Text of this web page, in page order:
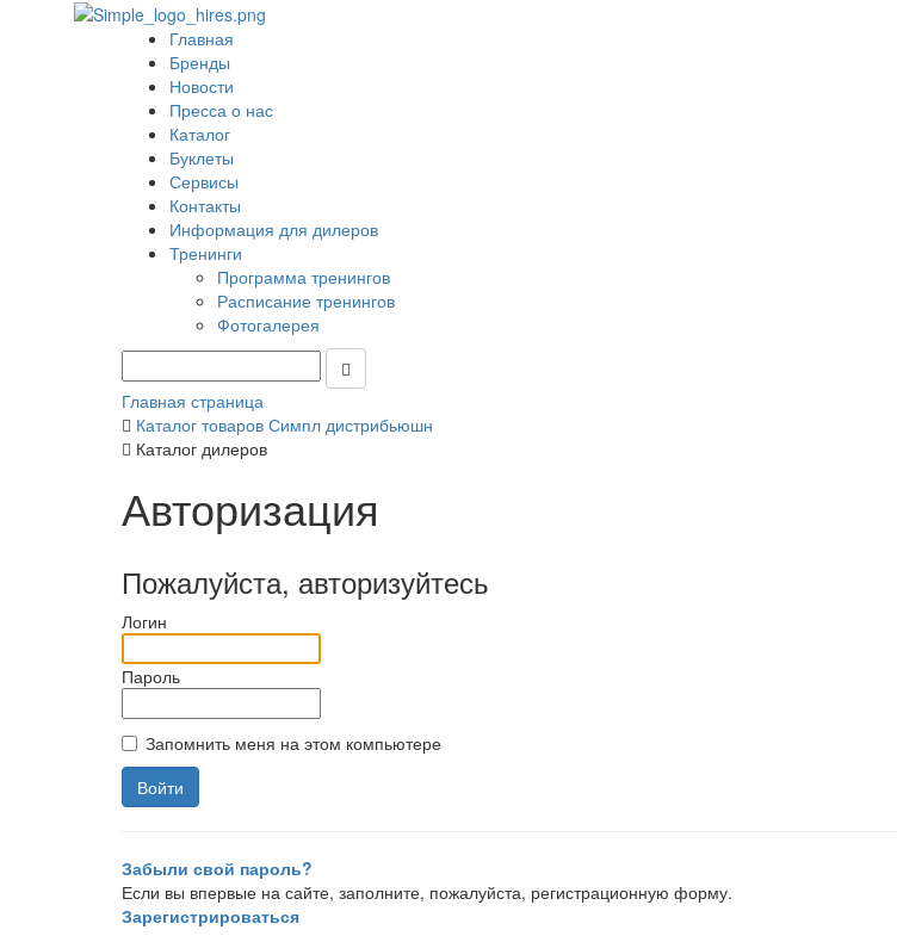
Главная
Бренды
Новости
Пресса о нас
Каталог
Буклеты
Сервисы
Контакты
Информация для дилеров
Тренинги
Программа тренингов
Расписание тренингов
Фотогалерея
Главная страница
Каталог товаров Симпл дистрибьюшн
Каталог дилеров
Авторизация
Пожалуйста, авторизуйтесь
Логин
Пароль
Запомнить меня на этом компьютере
Забыли свой пароль?
Если вы впервые на сайте, заполните, пожалуйста, регистрационную форму.
Зарегистрироваться